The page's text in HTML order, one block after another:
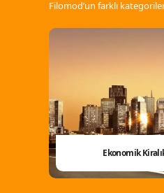
Filomod’un farklı
Ekonomik